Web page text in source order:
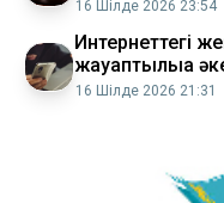
16 Шілде 2026 23:54
Интернеттегі
жауаптылыққа
16 Шілде 2026 21:31